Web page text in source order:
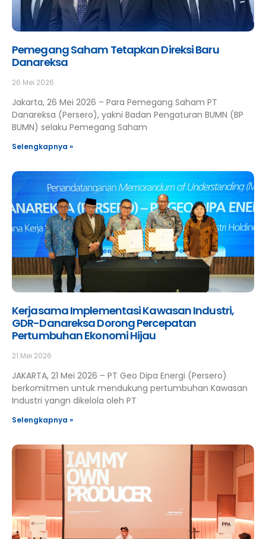
Pemegang Saham Tetapkan Direksi Baru
Danareksa
26 Mei 2026
Jakarta, 26 Mei 2026 – Para Pemegang Saham PT
Danareksa (Persero), yakni Badan Pengaturan BUMN (BP
BUMN) selaku Pemegang Saham
Selengkapnya »
Kerjasama Implementasi Kawasan Industri,
GDR-Danareksa Dorong Percepatan
Pertumbuhan Ekonomi Hijau
21 Mei 2026
JAKARTA, 21 Mei 2026 – PT Geo Dipa Energi (Persero)
berkomitmen untuk mendukung pertumbuhan Kawasan
Industri yangn dikelola oleh PT
Selengkapnya »